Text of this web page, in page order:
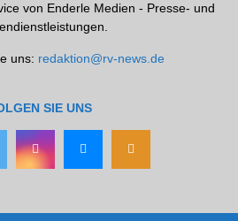
von Enderle Medien - Presse- und
uns: redaktion@rv-news.de
SIE UNS